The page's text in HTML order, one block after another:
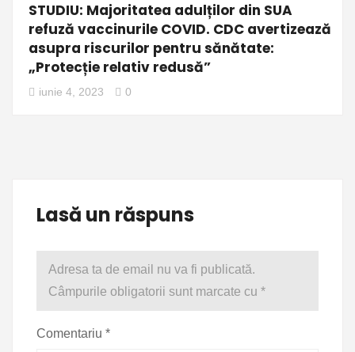
STUDIU: Majoritatea adulților din SUA
refuză vaccinurile COVID. CDC avertizează
asupra riscurilor pentru sănătate:
„Protecție relativ redusă”
iunie 4, 2023 0
Lasă un răspuns
Adresa ta de email nu va fi publicată.
Câmpurile obligatorii sunt marcate cu *
Comentariu *